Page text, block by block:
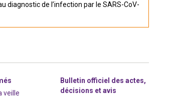
diagnostic de l’infection par le SARS-CoV-
veille
Bulletin officiel des actes,
décisions et avis